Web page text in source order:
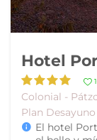
Hotel
Colonial -
Plan
El hotel